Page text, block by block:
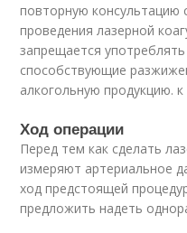
повторную консультацию
проведения лазерной
запрещается
способствующие
алкогольную продукцию.
Ход операции
Перед тем как сделать
измеряют артериальное
ход предстоящей
предложить надеть